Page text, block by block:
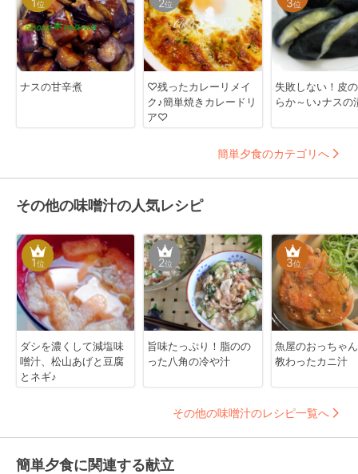
位
ナスの甘辛煮
位
♡残ったカレーリメイ
ク♪簡単焼きカレードリ
ア♡
位
失敗しない！皮
らか～い♪ナスの
簡単夕食のカテゴリへ
その他の味噌汁の人気レシピ
1位
ダシを濃くして減塩味
噌汁、松山あげと豆腐
とネギ♪
2位
旨味たっぷり！脂のの
った八角の冷や汁
3位
魚屋のおっちゃ
教わったカニ汁
その他の味噌汁のレシピ一覧へ
簡単夕食に関連する献立